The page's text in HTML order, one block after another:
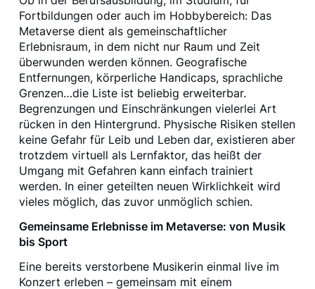
Fortbildungen oder auch im Hobbybereich: Das
Metaverse dient als gemeinschaftlicher
Erlebnisraum, in dem nicht nur Raum und Zeit
überwunden werden können. Geografische
Entfernungen, körperliche Handicaps, sprachliche
Grenzen…die Liste ist beliebig erweiterbar.
Begrenzungen und Einschränkungen vielerlei Art
rücken in den Hintergrund. Physische Risiken stellen
keine Gefahr für Leib und Leben dar, existieren aber
trotzdem virtuell als Lernfaktor, das heißt der
Umgang mit Gefahren kann einfach trainiert
werden. In einer geteilten neuen Wirklichkeit wird
vieles möglich, das zuvor unmöglich schien.
Gemeinsame Erlebnisse im Metaverse: von Musik
bis Sport
Eine bereits verstorbene Musikerin einmal live im
Konzert erleben – gemeinsam mit einem